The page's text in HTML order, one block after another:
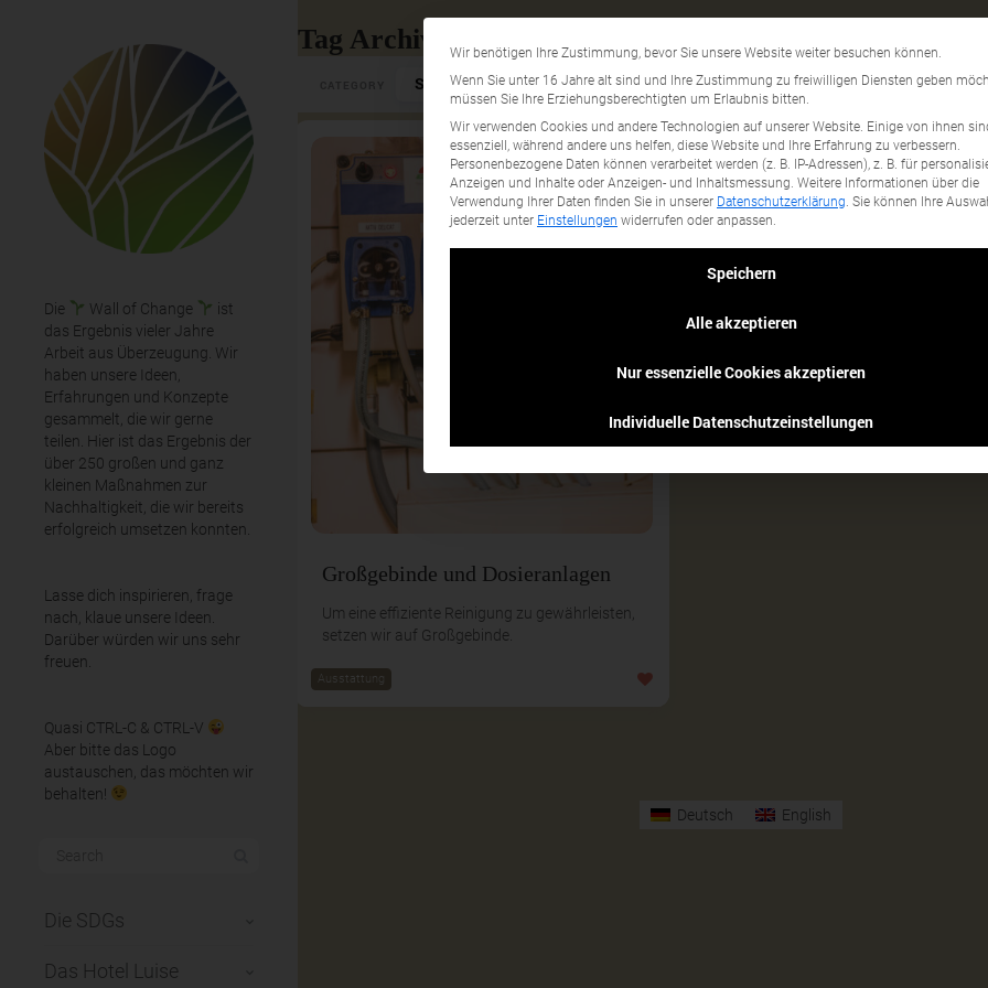
Die Wall of Change
ist
das Ergebnis vieler Jahre
Arbeit aus Überzeugung. Wir
haben unsere Ideen,
Erfahrungen und Konzepte
gesammelt, die wir gerne
teilen. Hier ist das Ergebnis der
über 250 großen und ganz
kleinen Maßnahmen zur
Nachhaltigkeit, die wir bereits
erfolgreich umsetzen konnten.
Lasse dich inspirieren, frage
nach, klaue unsere Ideen.
Darüber würden wir uns sehr
freuen.
Quasi CTRL-C & CTRL-V
Aber bitte das Logo
austauschen, das möchten wir
behalten!
Die SDGs
Das Hotel Luise
Tag Archives: Waschmittel
Select Category...
Großgebinde und Dosieranlagen
Um eine effiziente Reinigung zu gewährleisten,
setzen wir auf Großgebinde.
Ausstattung
Wir benötigen Ihre Zustimmung, bevor Sie unsere Website weiter besuchen können.
Wenn Sie unter 16 Jahre alt sind und Ihre Zustimmung zu freiwilligen Diensten geben
müssen Sie Ihre Erziehungsberechtigten um Erlaubnis bitten.
Wir verwenden Cookies und andere Technologien auf unserer Website. Einige von ihnen
essenziell, während andere uns helfen, diese Website und Ihre Erfahrung zu verbessern.
Personenbezogene Daten können verarbeitet werden (z. B. IP-Adressen), z. B. für
Anzeigen und Inhalte oder Anzeigen- und Inhaltsmessung. Weitere Informationen über die
Verwendung Ihrer Daten finden Sie in unserer Datenschutzerklärung. Sie können Ihre
jederzeit unter Einstellungen widerrufen oder anpassen.
Speichern
Alle akzeptieren
Nur essenzielle Cookies akzeptieren
Individuelle Datenschutzeinstellungen
Deutsch English